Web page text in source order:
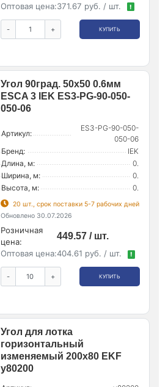
Оптовая цена:371.67 руб. / шт. !
- + КУПИТЬ
Угол 90град. 50х50 0.6мм
ESCA 3 IEK ES3-PG-90-050-
050-06
Артикул:
ES3-PG-90-050-
050-06
Бренд:
IEK
Длина, м:
0.
Ширина, м:
0.
Высота, м:
0.
20 шт., срок поставки 5-7 рабочих дней
Обновлено 30.07.2026
Розничная
цена:
449.57 / шт.
Оптовая цена:404.61 руб. / шт. !
- + КУПИТЬ
Угол для лотка
горизонтальный
изменяемый 200х80 EKF
y80200